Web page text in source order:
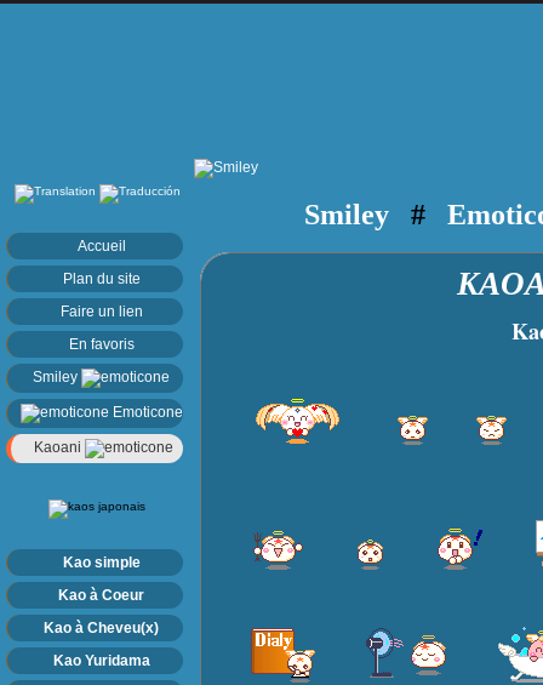
Accueil
Plan du site
Faire un lien
En favoris
Smiley
Emoticone
Kaoani
Kao simple
Kao à Coeur
Kao à Cheveu(x)
Kao Yuridama
Smiley#